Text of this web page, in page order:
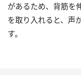
があるため、背筋を
を取り入れると、声
す。